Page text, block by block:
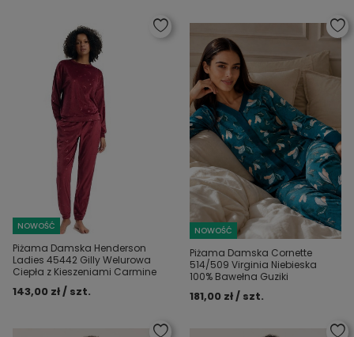
NOWOŚĆ
Piżama Damska Henderson
Ladies 45442 Gilly Welurowa
Ciepła z Kieszeniami Carmine
143,00 zł / szt.
NOWOŚĆ
Piżama Damska Cornette
514/509 Virginia Niebieska
100% Bawełna Guziki
181,00 zł / szt.